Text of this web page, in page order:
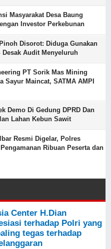
Masyarakat Desa Baung
Investor Perkebunan
Disorot: Diduga Gunakan
Audit Menyeluruh
PT Sorik Mas Mining
Sayur Maincat, SATMA AMPI
Demo Di Gedung DPRD Dan
Lahan Kebun Sawit
Resmi Digelar, Polres
Ribuan Peserta dan
Center H.Dian
terhadap Polri yang
tegas terhadap